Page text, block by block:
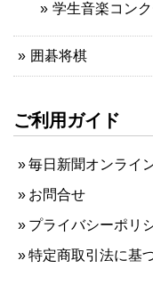
学生音楽コン
囲碁将棋
ご利用ガイド
毎日新聞オンライ
お問合せ
プライバシーポリ
特定商取引法に基